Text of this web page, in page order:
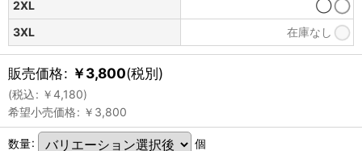
2XL
◯
3XL
在庫なし
販売価格: ￥3,800(税別)
(税込: ￥4,180)
希望小売価格: ￥ 3,800
数量: 個